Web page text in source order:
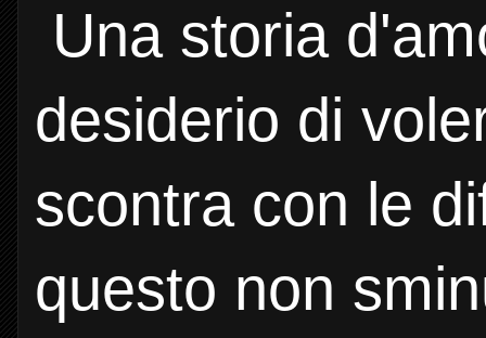
Una storia
desiderio di
scontra con le
questo non